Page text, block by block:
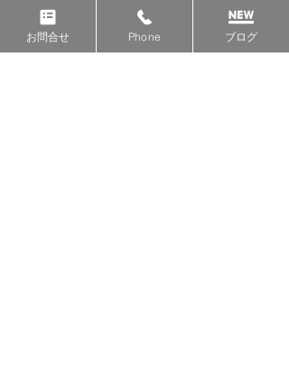
最新記事 すべて表示
お問合せ Phone ブログ